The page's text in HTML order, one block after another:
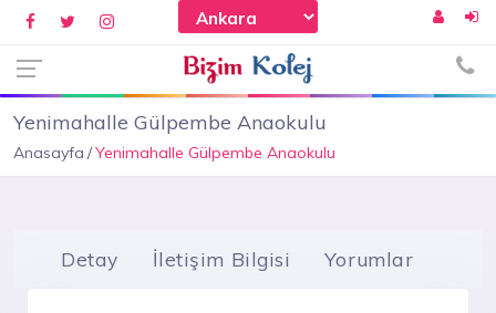
Yenimahalle Gülpembe Anaokulu
Anasayfa Yenimahalle Gülpembe Anaokulu
Detay İletişim Bilgisi Yorumlar